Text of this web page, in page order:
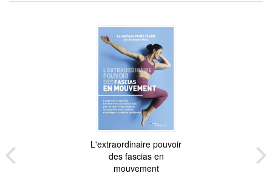
L'extraordinaire pouvoir
des fascias en
mouvement